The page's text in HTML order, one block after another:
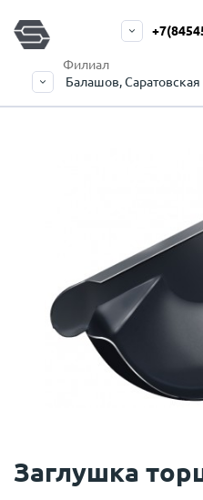
Филиал
Балашов, Саратовская
Заглушка